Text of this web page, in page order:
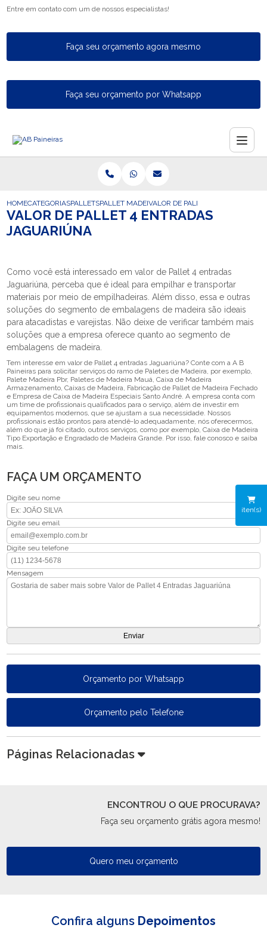
Entre em contato com um de nossos especialistas!
Faça seu orçamento agora mesmo
Faça seu orçamento por Whatsapp
iten(s)
HOMECATEGORIASPALLETSPALLET MADEIRA FECHADOVALOR DE PALLET 4 ENTRADAS
VALOR DE PALLET 4 ENTRADAS
JAGUARIÚNA
Como você está interessado em valor de Pallet 4 entradas
Jaguariúna, perceba que é ideal para empilhar e transportar
materiais por meio de empilhadeiras. Além disso, essa e outras
soluções do segmento de embalagens de madeira são ideais
para atacadistas e varejistas. Não deixe de verificar também mais
soluções que a empresa oferece quanto ao segmento de
embalagens de madeira.
Tem interesse em valor de Pallet 4 entradas Jaguariúna? Conte com a A B
Paineiras para solicitar serviços do ramo de Paletes de Madeira, por exemplo,
Palete Madeira Pbr, Paletes de Madeira Mauá, Caixa de Madeira
Armazenamento, Caixas de Madeira, Fabricação de Pallet de Madeira Fechado
e Empresa de Caixa de Madeira Especiais Santo André. A empresa conta com
um time de profissionais qualificados para o serviço, além de investir em
equipamentos modernos, que se ajustam a sua necessidade. Nossos
profissionais estão prontos para atendê-lo adequadamente, nós oferecermos,
além do que já foi citado, outros serviços, como por exemplo, Caixa de Madeira
Tipo Exportação e Engradado de Madeira Grande. Por isso, fale conosco e saiba
mais.
FAÇA UM ORÇAMENTO
Digite seu nome
Digite seu email
Digite seu telefone
Mensagem
Orçamento por Whatsapp
Orçamento pelo Telefone
Páginas Relacionadas
ENCONTROU O QUE PROCURAVA?
Faça seu orçamento grátis agora mesmo!
Quero meu orçamento
Confira alguns Depoimentos